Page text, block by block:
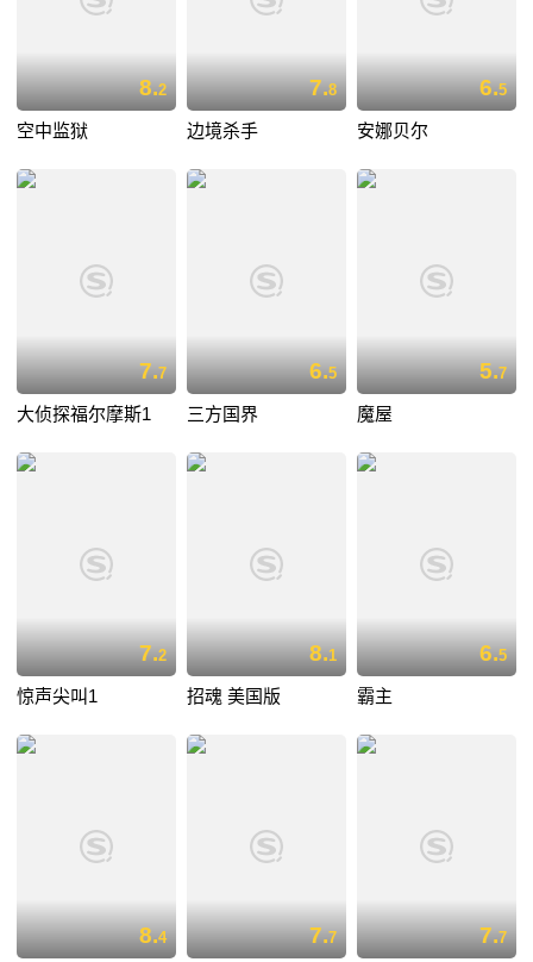
8.2
空中监狱
7.8
边境杀手
6.5
安娜贝尔
7.7
大侦探福尔摩斯1
6.5
三方国界
5.7
魔屋
7.2
惊声尖叫1
8.1
招魂 美国版
6.5
霸主
8.4 7.7 7.7